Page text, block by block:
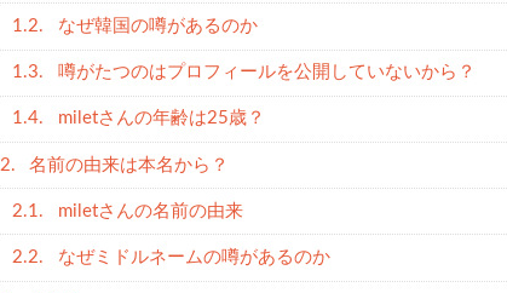
1.2. なぜ韓国の噂があるのか
1.3. 噂がたつのはプロフィールを公開していないから？
1.4. miletさんの年齢は25歳？
2. 名前の由来は本名から？
2.1. miletさんの名前の由来
2.2. なぜミドルネームの噂があるのか